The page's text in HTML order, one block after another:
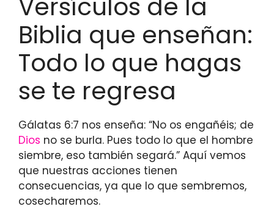
Versículos de la
Biblia que enseñan:
Todo lo que hagas
se te regresa
Gálatas 6:7 nos enseña: “No os engañéis; de
Dios no se burla. Pues todo lo que el hombre
siembre, eso también segará.” Aquí vemos
que nuestras acciones tienen
consecuencias, ya que lo que sembremos,
cosecharemos.